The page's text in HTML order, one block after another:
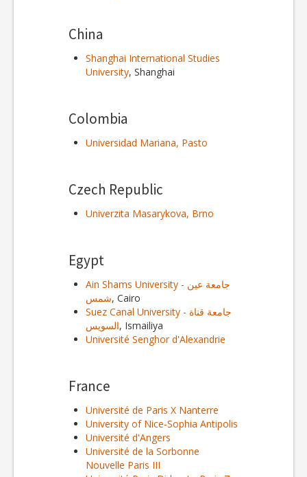
China
Shanghai International Studies
University, Shanghai
Colombia
Universidad Mariana, Pasto
Czech Republic
Univerzita Masarykova, Brno
Egypt
Ain Shams University - جامعة عين
شمس, Cairo
Suez Canal University - جامعة قناة
السويس, Ismailiya
Université Senghor d'Alexandrie
France
Université de Paris X Nanterre
University of Nice-Sophia Antipolis
Université d'Angers
Université de la Sorbonne
Nouvelle Paris III